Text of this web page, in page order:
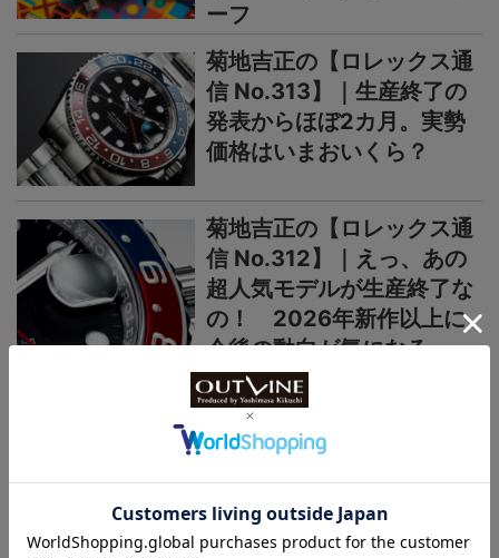
ーフ
菊地吉正の【ロレックス通
信 No.313】｜生産終了の
発表からほぼ2カ月。実勢
価格はいまおいくら？
菊地吉正の【ロレックス通
信 No.312】｜えっ、あの
超人気モデルが生産終了な
の！ 2026年新作以上に
今後の動向が気になる
国産時計“カシオ”プロトレ
ック新作【シリーズ最軽量